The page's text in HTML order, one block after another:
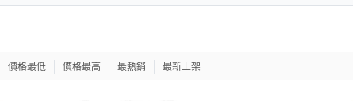
價格最低 價格最高 最熱銷 最新上架